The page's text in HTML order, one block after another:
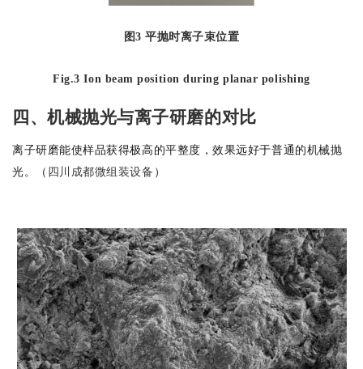
图3 平抛时离子束位置
Fig.3 Ion beam position during planar polishing
四、机械抛光与离子研磨的对比
离子研磨能使样品获得极高的平整度，效果远好于普通的机械抛
光。（ 四川成都微组装设备 ）